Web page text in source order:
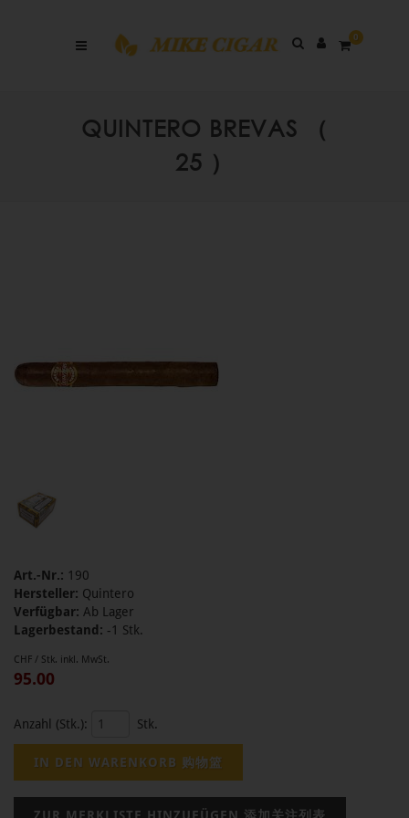
0
QUINTERO BREVAS （
25 ）
Art.-Nr.: 190
Hersteller: Quintero
Verfügbar: Ab Lager
Lagerbestand: -1 Stk.
CHF / Stk. inkl. MwSt.
95.00
Anzahl (Stk.): Stk.